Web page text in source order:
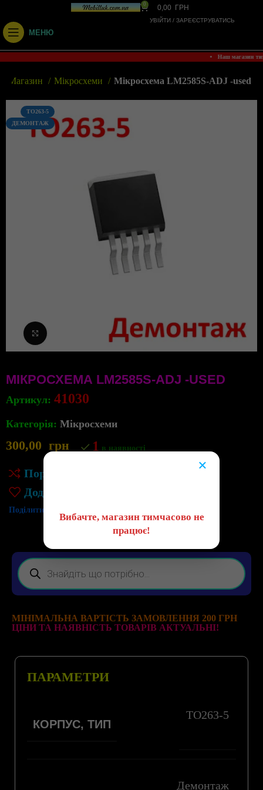
0 0,00 ГРН
УВІЙТИ / ЗАРЕЄСТРУВАТИСЬ
МЕНЮ
• Наш магазин
Магазин Мікросхеми Мікросхема LM2585S-ADJ -used
TO263-5
ДЕМОНТАЖ
Клацніть, щоб збільшити
МІКРОСХЕМА LM2585S-ADJ -USED
Артикул:41030
Категорія: Мікросхеми
300,00 грн 1 в наявності
Порівняння
Додати до списку бажань
Поділитись:
МІНІМАЛЬНА ВАРТІСТЬ ЗАМОВЛЕННЯ 200 ГРН
ЦІНИ ТА НАЯВНІСТЬ ТОВАРІВ АКТУАЛЬНІ!
ПАРАМЕТРИ
КОРПУС, ТИП
TO263-5
Демонтаж
×
Вибачте, магазин тимчасово не
працює!